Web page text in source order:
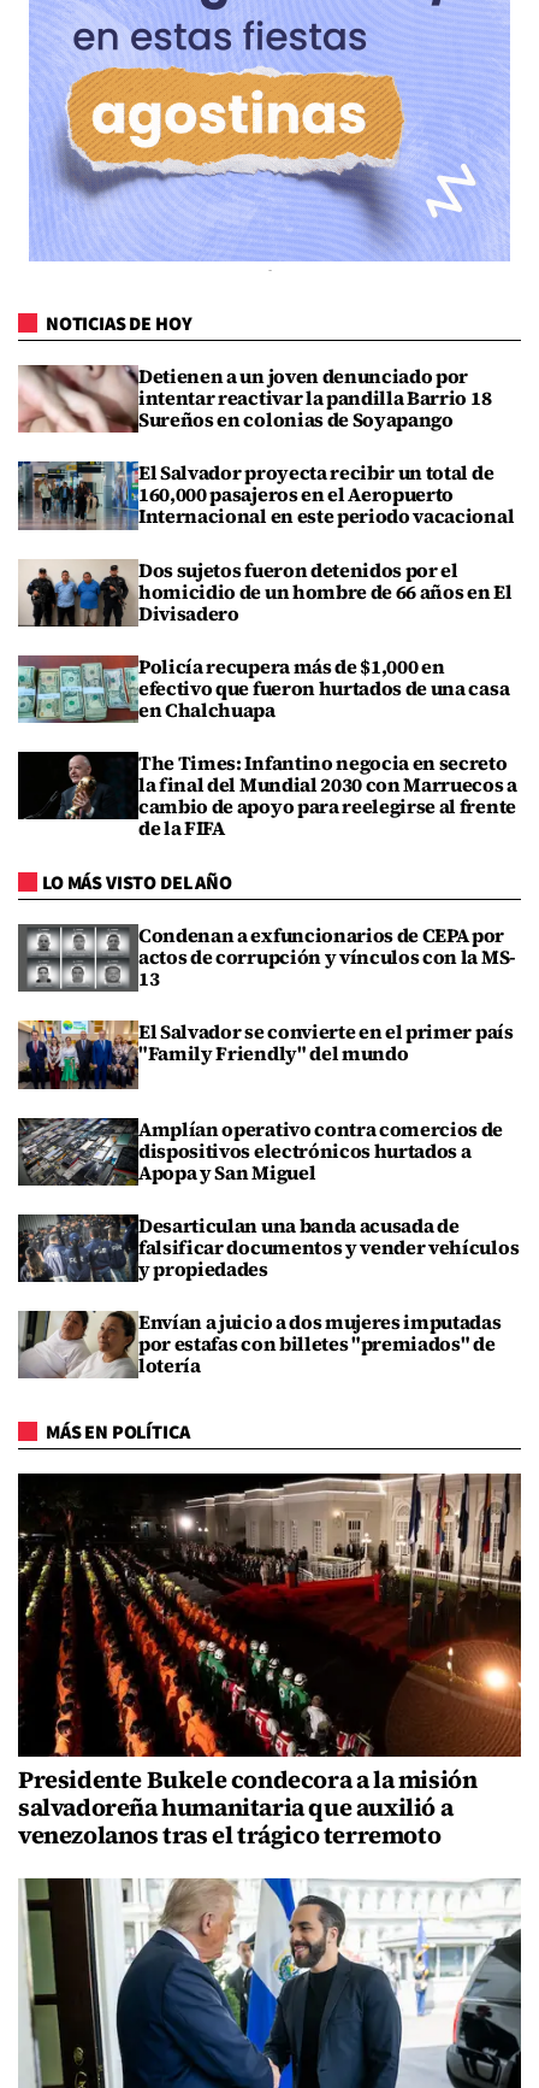
NOTICIAS DE HOY
Detienen a un joven denunciado por
intentar reactivar la pandilla Barrio 18
Sureños en colonias de Soyapango
El Salvador proyecta recibir un total de
160,000 pasajeros en el Aeropuerto
Internacional en este periodo vacacional
Dos sujetos fueron detenidos por el
homicidio de un hombre de 66 años en El
Divisadero
Policía recupera más de $1,000 en
efectivo que fueron hurtados de una casa
en Chalchuapa
The Times: Infantino negocia en secreto
la final del Mundial 2030 con Marruecos a
cambio de apoyo para reelegirse al frente
de la FIFA
LO MÁS VISTO DEL AÑO
Condenan a exfuncionarios de CEPA por
actos de corrupción y vínculos con la MS-
13
El Salvador se convierte en el primer país
"Family Friendly" del mundo
Amplían operativo contra comercios de
dispositivos electrónicos hurtados a
Apopa y San Miguel
Desarticulan una banda acusada de
falsificar documentos y vender vehículos
y propiedades
Envían a juicio a dos mujeres imputadas
por estafas con billetes "premiados" de
lotería
MÁS EN POLÍTICA
Presidente Bukele condecora a la misión
salvadoreña humanitaria que auxilió a
venezolanos tras el trágico terremoto